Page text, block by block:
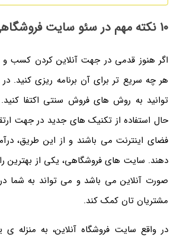
10 نکته مهم در سئو سایت فروشگاهی
اگر هنوز قدمی در جهت آنلاین کردن کسب و
هر چه سریع تر برای آن برنامه ریزی کنید. در
توانید به روش های فروش سنتی اکتفا کنید.
حال استفاده از تکنیک های جدید در جهت
فضای اینترنت می باشند و از این طریق،
دهند. سایت های فروشگاهی، یکی از بهترین
صورت آنلاین می باشد و می تواند به شما
مشتریان تان کمک کند.
در واقع سایت فروشگاه آنلاین، به منزله